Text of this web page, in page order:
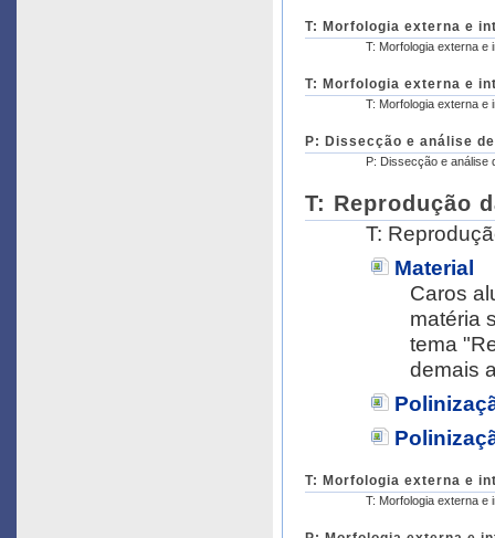
T: Morfologia externa e
T: Morfologia externa e
T: Morfologia externa e
T: Morfologia externa e
P: Dissecção e análise
P: Dissecção e análise
T: Reprodução
T:
Material
Caros
matéria
tema
demais
T: Morfologia externa e
T: Morfologia externa e